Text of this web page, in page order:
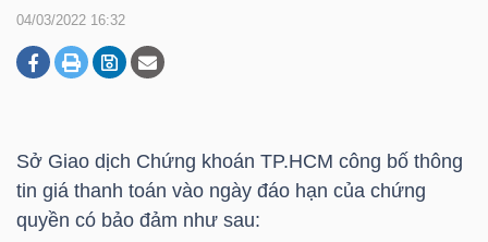
04/03/2022 16:32
Sở Giao dịch Chứng khoán TP.HCM công bố thông
tin giá thanh toán vào ngày đáo hạn của chứng
quyền có bảo đảm như sau:
NGHIỆP
BẤT
ĐỘNG
SẢN